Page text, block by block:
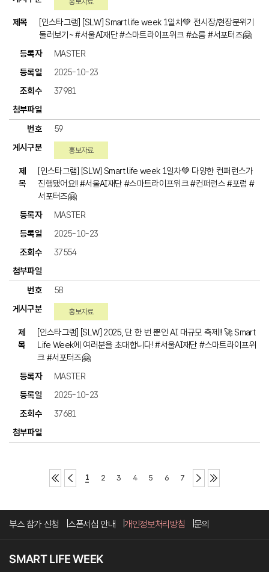
[인스타그램] [SLW] Smart life week 1일차💚 전시장/현장분위기
둘러보기~ #서울AI재단 #스마트라이프위크 #쇼룸 #서포터즈🤗
MASTER
2025-10-23
37981
59
홍보자료
[인스타그램] [SLW] Smart life week 1일차💚 다양한 컨퍼런스가
진행됐어요!! #서울AI재단 #스마트라이프위크 #컨퍼런스 #포럼 #
서포터즈🤗
MASTER
2025-10-23
37554
58
홍보자료
[인스타그램] [SLW] 2025, 단 한 번 뿐인 AI 대규모 축제!! 🚀 Smart
Life Week에 여러분을 초대합니다! #서울AI재단 #스마트라이프위
크 #서포터즈🤗
MASTER
2025-10-23
37681
1 2 3 4 5 6 7
부스 참가 신청 스폰서십 안내 개인정보처리방침 문의